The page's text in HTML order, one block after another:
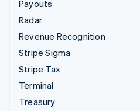
Payouts
Radar
Revenue Recognition
Stripe Sigma
Stripe Tax
Terminal
Treasury